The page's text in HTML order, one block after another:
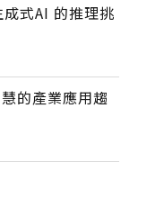
式AI 的推理挑
的產業應用趨